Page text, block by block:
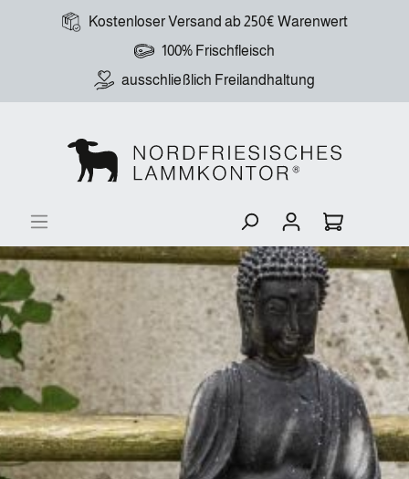
Kostenloser Versand ab 250€ Warenwert
100% Frischfleisch
ausschließlich Freilandhaltung